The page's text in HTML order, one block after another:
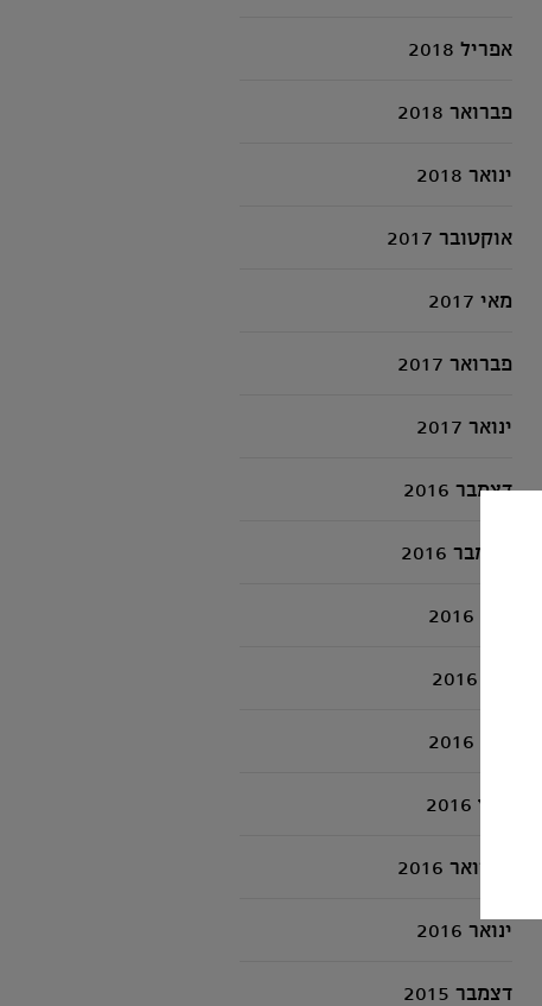
אפריל 2018
פברואר 2018
ינואר 2018
אוקטובר 2017
מאי 2017
פברואר 2017
ינואר 2017
דצמבר 2016
נובמבר 2016
מרץ 2016
פברואר 2016
ינואר 2016
דצמבר 2015